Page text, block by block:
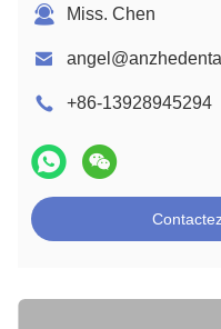
Miss. Chen
+86-13928945294